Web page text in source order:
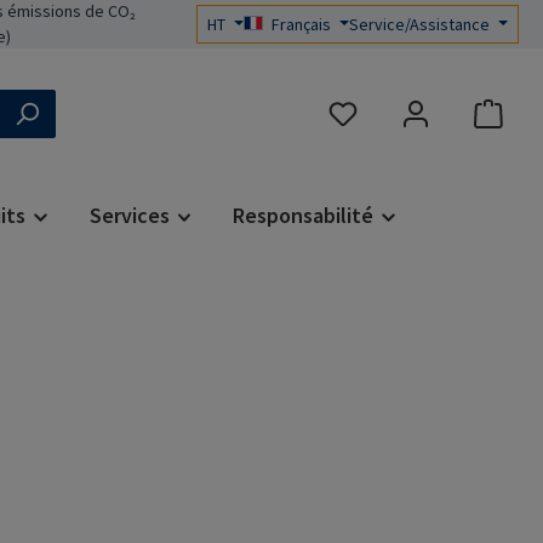
de CO₂
HT Français Service/Assistance
Vous avez 0 articles
Services Responsabilité